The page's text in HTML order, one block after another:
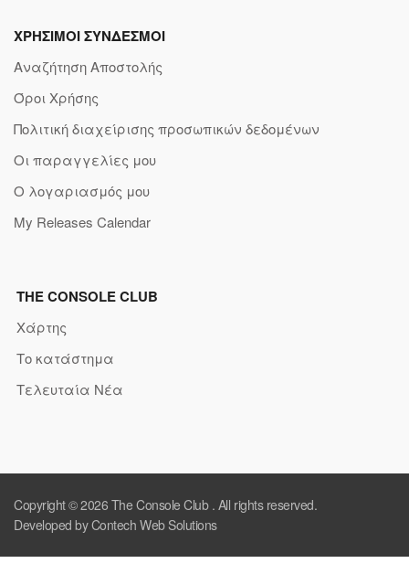
ΧΡΗΣΙΜΟΙ ΣΥΝΔΕΣΜΟΙ
Αναζήτηση Αποστολής
Όροι Χρήσης
Πολιτική διαχείρισης προσωπικών δεδομένων
Οι παραγγελίες μου
Ο λογαριασμός μου
My Releases Calendar
THE CONSOLE CLUB
Χάρτης
Το κατάστημα
Τελευταία Νέα
Copyright © 2026 The Console Club. All rights reserved.
Developed by Contech Web Solutions